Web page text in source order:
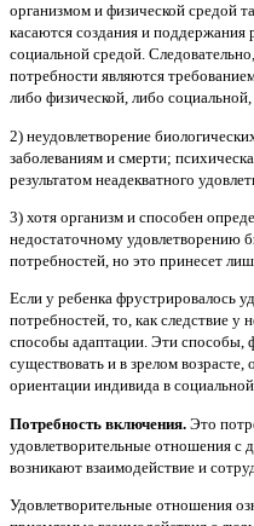
организмом и физической средой
касаются создания и
социальной средой.
потребности являются
либо физической, либо
2) неудовлетворение
заболеваниям и смерти;
результатом неадекватного
3) хотя организм и способен
недостаточному удовлетворению
потребностей, но это принесет
Если у ребенка фрустрировалось
потребностей, то, как следствие у
способы адаптации. Эти
существовать и в зрелом
ориентации индивида в
Потребность включения. Это
удовлетворительные отношения с
возникают взаимодействие и
Удовлетворительные отношения